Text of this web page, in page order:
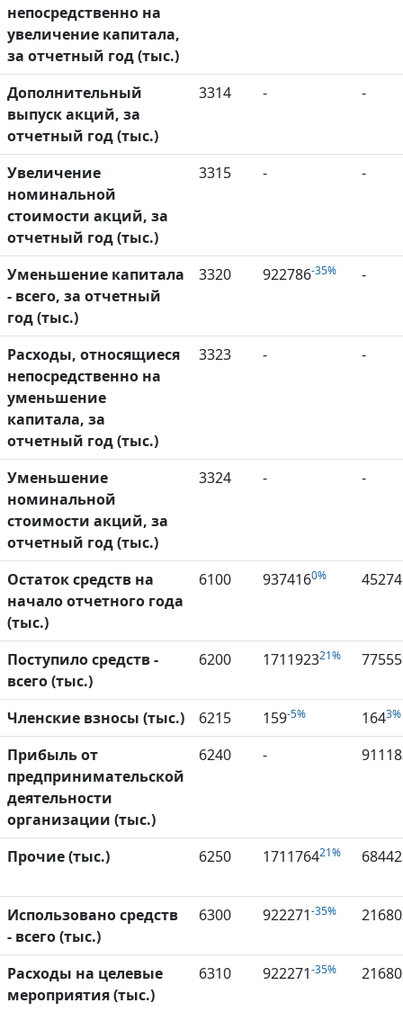
непосредственно на
увеличение капитала,
за отчетный год (тыс.)
Дополнительный
выпуск акций, за
отчетный год (тыс.)
3314 - -
Увеличение
номинальной
стоимости акций, за
отчетный год (тыс.)
3315 - -
Уменьшение капитала
- всего, за отчетный
год (тыс.)
3320 922786-35% -
Расходы, относящиеся
непосредственно на
уменьшение
капитала, за
отчетный год (тыс.)
3323 - -
Уменьшение
номинальной
стоимости акций, за
отчетный год (тыс.)
3324 - -
Остаток средств на
начало отчетного года
(тыс.)
6100 9374160%
Поступило средств -
всего (тыс.)
6200 171192321%
Членские взносы (тыс.) 6215 159-5% 1643%
Прибыль от
предпринимательской
деятельности
организации (тыс.)
6240 -
Прочие (тыс.) 6250 171176421%
Использовано средств
- всего (тыс.)
6300 922271-35%
Расходы на целевые
мероприятия (тыс.)
6310 922271-35%